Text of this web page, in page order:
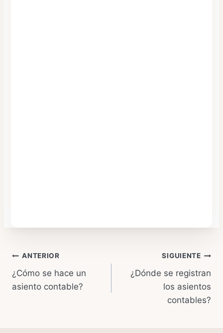
Navegación
de
ANTERIOR
¿Cómo se hace un
asiento contable?
SIGUIENTE
¿Dónde se registran
los asientos
contables?